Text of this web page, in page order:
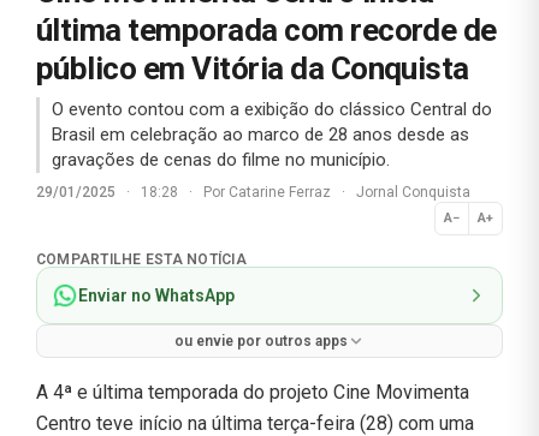
última temporada com recorde de
público em Vitória da Conquista
O evento contou com a exibição do clássico Central do
Brasil em celebração ao marco de 28 anos desde as
gravações de cenas do filme no município.
29/01/2025 · 18:28 · Por Catarine Ferraz · Jornal Conquista
A− A+
Normal
COMPARTILHE ESTA NOTÍCIA
Enviar no WhatsApp
ou envie por outros apps
A 4ª e última temporada do projeto Cine Movimenta
Centro teve início na última terça-feira (28) com uma